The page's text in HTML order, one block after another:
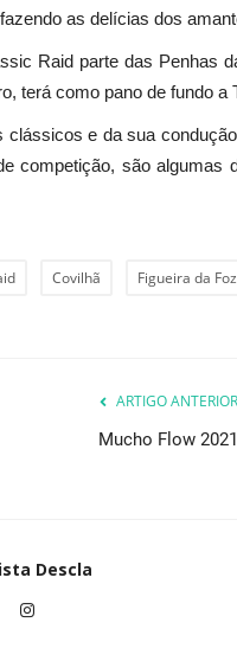
as delícias dos
Raid parte das Penhas
terá como pano de fundo a
clássicos e da sua
competição, são algumas
Covilhã Figueira da Foz
ARTIGO ANTERIOR
Mucho Flow 2021
Descla